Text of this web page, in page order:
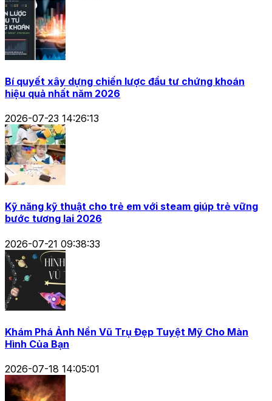
Bí quyết xây dựng chiến lược đầu tư chứng khoán
hiệu quả nhất năm 2026
2026-07-23 14:26:13
Kỹ năng kỹ thuật cho trẻ em với steam giúp trẻ vững
bước tương lai 2026
2026-07-21 09:38:33
Khám Phá Ảnh Nền Vũ Trụ Đẹp Tuyệt Mỹ Cho Màn
Hình Của Bạn
2026-07-18 14:05:01